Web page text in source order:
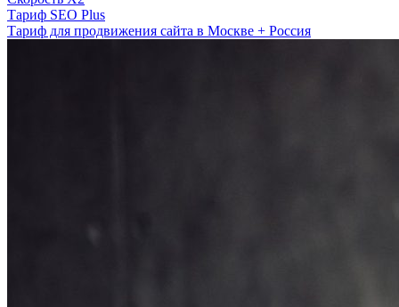
Тариф SEO Plus
Тариф для продвижения сайта в Москве + Россия